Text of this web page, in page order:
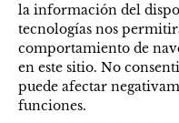
la información del
tecnologías nos
comportamiento de
en este sitio. No
puede afectar
funciones.
informados los
DGGC, afectando a
encuentren
dichas Compañías,
convocatoria de